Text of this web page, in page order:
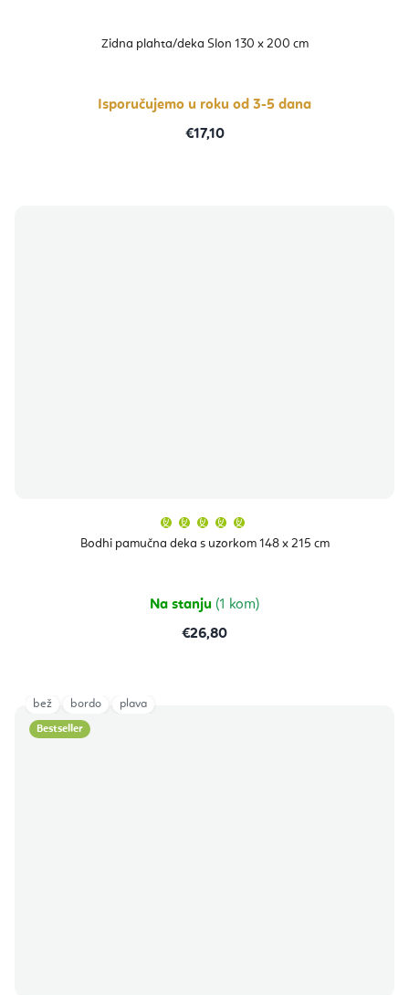
Zidna plahta/deka Slon 130 x 200 cm
Isporučujemo u roku od 3-5 dana
€17,10
Bodhi pamučna deka s uzorkom 148 x 215 cm
proizvoda
je
zvjezdica.
Na stanju (1 kom)
€26,80
Bestseller
bež bordo plava